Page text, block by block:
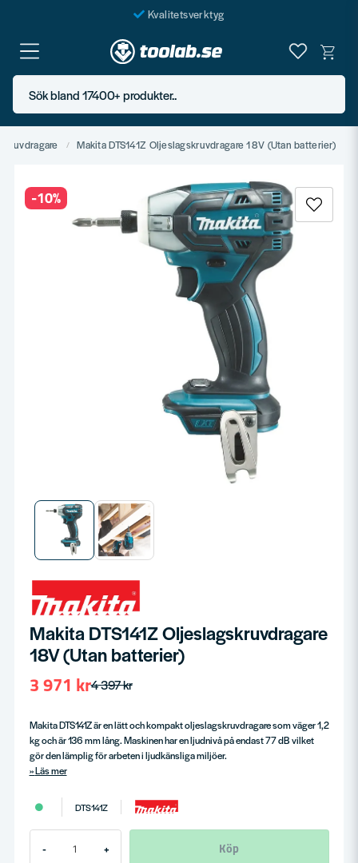
Kvalitetsverktyg
Fraktfritt över 999 SEK*
En järnhandel för alla
Butik i Göteborg
Sök bland 17400+ produkter..
Skruvdragare Makita DTS141Z Oljeslagskruvdragare 18V (Utan batterier)
-10%
Makita DTS141Z Oljeslagskruvdragare
18V (Utan batterier)
4 397 kr
3 971 kr
Makita DTS141Z är en lätt och kompakt oljeslagskruvdragare som väger 1,2
kg och är 136 mm lång. Maskinen har en ljudnivå på endast 77 dB vilket
gör den lämplig för arbeten i ljudkänsliga miljöer.
Läs mer
DTS141Z
- + Köp